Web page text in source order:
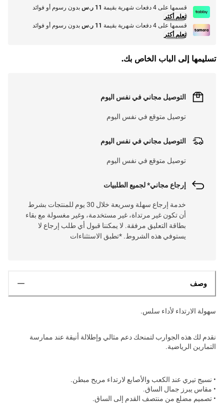
قسمها على 4 دفعات شهرية بقيمة 11 ر.س
بدون رسوم أو فوائد
تعلم أكثر
قسمها على 4 دفعات شهرية بقيمة
11 ر.س
بدون رسوم أو فوائد
تعلم أكثر
تسليمها إلى الباب الخاص بك.
التوصيل مجاني في نفس اليوم
توصيل متوقع في نفس اليوم
التوصيل مجاني في نفس اليوم
توصيل متوقع في نفس اليوم
إرجاع مجاني* لجميع الطلبيات
خدمة إرجاع سهلة وسريعة خلال 30 يوم للمنتجات بشرط
أن تكون غير مرتداة، غير مستخدمة، وغير مغسولة مع بقاء
بطاقة التعليق مرفقة. لا يمكننا قبول أي طلب إرجاع لا
يستوفي هذه الشروط. *تطبق الاستثناءات
وصف
سهولة الارتداء لأداء سلس.
نقدم لك هذه الجوارب لتمنحك دعم مثالي وإطلالة أنيقة عند ممارسة
التمارين الرياضية.
• نسيج تيري عند الكعب والأصابع لارتداء مريح مبطن.
• مقاس يبرز جمال الساق.
• تصميم مضلع من منتصف القدم إلى الساق.